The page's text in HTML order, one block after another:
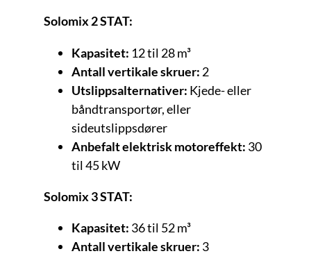
Solomix 2 STAT:
Kapasitet: 12 til 28 m³
Antall vertikale skruer: 2
Utslippsalternativer: Kjede- eller
båndtransportør, eller
sideutslippsdører
Anbefalt elektrisk motoreffekt: 30
til 45 kW
Solomix 3 STAT:
Kapasitet: 36 til 52 m³
Antall vertikale skruer: 3